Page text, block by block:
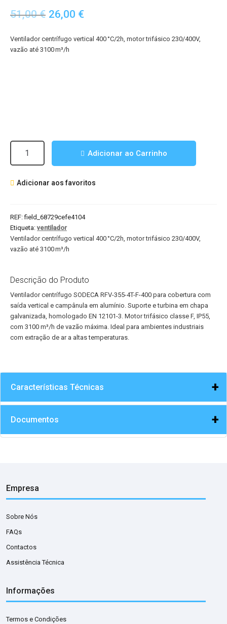
51,00€ O
original
26,00 €
Ventilador centrífugo vertical 400 °C/2h, motor trifásico 230/400V,
vazão até 3100 m³/h
355-
400
Adicionar ao Carrinho
Adicionar aos favoritos
REF:field_68729cefe4104
Etiqueta:ventilador
Ventilador centrífugo vertical 400 °C/2h, motor trifásico 230/400V,
vazão até 3100 m³/h
Descrição do Produto
Ventilador centrífugo SODECA RFV-355-4T-F-400 para cobertura com
saída vertical e campânula em alumínio. Suporte e turbina em chapa
galvanizada, homologado EN 12101-3. Motor trifásico classe F, IP55,
com 3100 m³/h de vazão máxima. Ideal para ambientes industriais
com extração de ar a altas temperaturas.
Características Técnicas
Documentos
Empresa
Sobre Nós
FAQs
Contactos
Assistência Técnica
Informações
Termos e Condições